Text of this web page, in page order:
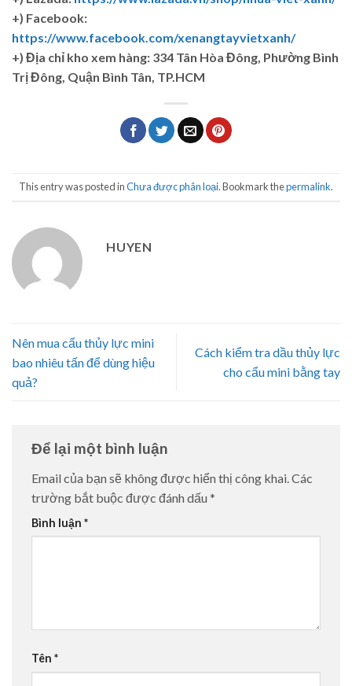
+) Facebook:
https://www.facebook.com/xenangtayvietxanh/
+) Địa chỉ kho xem hàng: 334 Tân Hòa Đông, Phường Bình
Trị Đông, Quận Bình Tân, TP.HCM
This entry was posted inChưa được phân loại. Bookmark thepermalink.
HUYEN
Nên mua cẩu thủy lực mini
bao nhiêu tấn để dùng hiệu
quả?
Cách kiểm tra dầu thủy lực
cho cẩu mini bằng tay
Để lại một bình luận
Email của bạn sẽ không được hiển thị công khai. Các
trường bắt buộc được đánh dấu *
Bình luận *
Tên *